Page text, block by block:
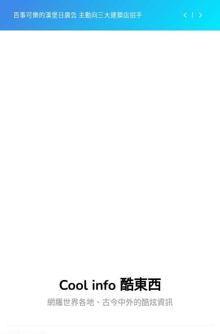
content
百事可樂的漢堡日廣告 主動向三大連鎖店招手
Cool info 酷東西
網羅世界各地、古今中外的酷炫資訊